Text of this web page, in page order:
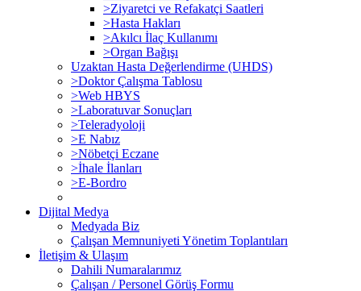
>Ziyaretci ve Refakatçi Saatleri
>Hasta Hakları
>Akılcı İlaç Kullanımı
>Organ Bağışı
Uzaktan Hasta Değerlendirme (UHDS)
>Doktor Çalışma Tablosu
>Web HBYS
>Laboratuvar Sonuçları
>Teleradyoloji
>E Nabız
>Nöbetçi Eczane
>İhale İlanları
>E-Bordro
Dijital Medya
Medyada Biz
Çalışan Memnuniyeti Yönetim Toplantıları
İletişim & Ulaşım
Dahili Numaralarımız
Çalışan / Personel Görüş Formu